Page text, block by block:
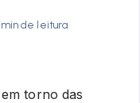
min de leitura
torno das